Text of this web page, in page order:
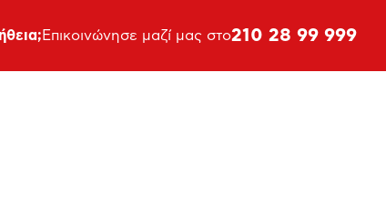
Επικοινώνησε μαζί μας στο210 28 99 999